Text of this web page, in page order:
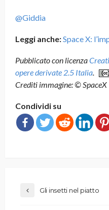
@Giddia
Leggi anche:Space X:
Pubblicato con licenza
opere derivate 2.5 Italia
Crediti immagine: © SpaceX
Condividi su
Gli insetti nel piatto